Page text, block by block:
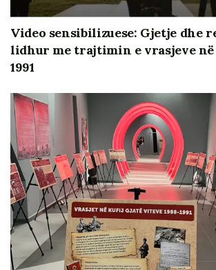
Video sensibilizuese: Gjetje dhe
lidhur me trajtimin e vrasjeve në
1991